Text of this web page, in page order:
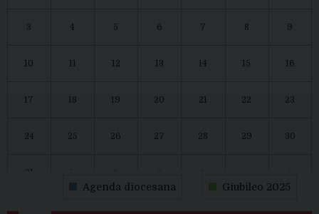
3 4 5 6 7 8 9
10 12 13 14 15 16
17 18 19 20 21 22 23
24 25 26 27 28 29 30
31
Agenda diocesana Giubileo 2025